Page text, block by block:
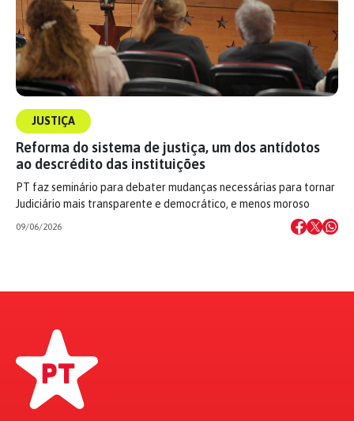
JUSTIÇA
Reforma do sistema de justiça, um dos antídotos
ao descrédito das instituições
PT faz seminário para debater mudanças necessárias para tornar
Judiciário mais transparente e democrático, e menos moroso
09/06/2026